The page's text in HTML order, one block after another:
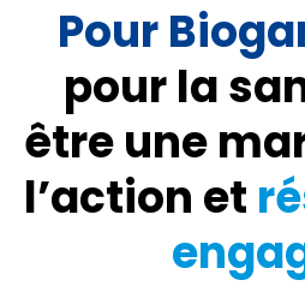
Pour
pour la
être une
l’action et